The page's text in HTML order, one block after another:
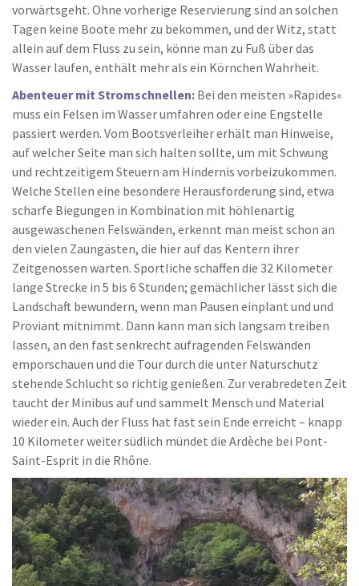
vorwärtsgeht. Ohne vorherige Reservierung sind an solchen
Tagen keine Boote mehr zu bekommen, und der Witz, statt
allein auf dem Fluss zu sein, könne man zu Fuß über das
Wasser laufen, enthält mehr als ein Körnchen Wahrheit.
Abenteuer mit Stromschnellen: Bei den meisten »Rapides«
muss ein Felsen im Wasser umfahren oder eine Engstelle
passiert werden. Vom Bootsverleiher erhält man Hinweise,
auf welcher Seite man sich halten sollte, um mit Schwung
und rechtzeitigem Steuern am Hindernis vorbeizukommen.
Welche Stellen eine besondere Herausforderung sind, etwa
scharfe Biegungen in Kombination mit höhlenartig
ausgewaschenen Felswänden, erkennt man meist schon an
den vielen Zaungästen, die hier auf das Kentern ihrer
Zeitgenossen warten. Sportliche schaffen die 32 Kilometer
lange Strecke in 5 bis 6 Stunden; gemächlicher lässt sich die
Landschaft bewundern, wenn man Pausen einplant und und
Proviant mitnimmt. Dann kann man sich langsam treiben
lassen, an den fast senkrecht aufragenden Felswänden
emporschauen und die Tour durch die unter Naturschutz
stehende Schlucht so richtig genießen. Zur verabredeten Zeit
taucht der Minibus auf und sammelt Mensch und Material
wieder ein. Auch der Fluss hat fast sein Ende erreicht – knapp
10 Kilometer weiter südlich mündet die Ardèche bei Pont-
Saint-Esprit in die Rhône.